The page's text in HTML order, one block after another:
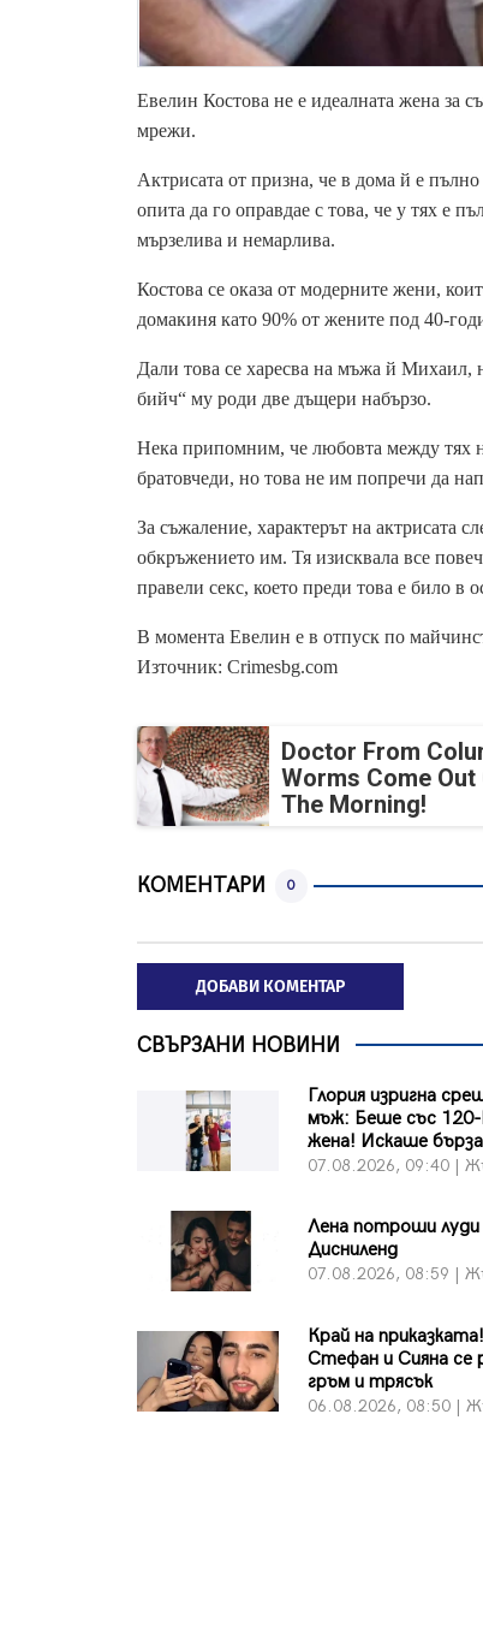
Евелин Костова не е идеалната жена за
мрежи.
Актрисата от призна, че в дома й е
опита да го оправдае с това, че у тях е
мързелива и немарлива.
Костова се оказа от модерните жени,
домакиня като 90% от жените под 40-
Дали това се харесва на мъжа й Михаил,
бийч“ му роди две дъщери набързо.
Нека припомним, че любовта между тях
братовчеди, но това не им попречи да
За съжаление, характерът на актрисата
обкръжението им. Тя изисквала все
правели секс, което преди това е било в
В момента Евелин е в отпуск по
Източник: Crimesbg.com
Doctor From
Worms Come Out
The Morning!
КОМЕНТАРИ 0
ДОБАВИ КОМЕНТАР
СВЪРЗАНИ НОВИНИ
Глория изригна
мъж: Беше със 120-
жена! Искаше
07.08.2026, 09:40 |
Лена потроши луди
Дисниленд
07.08.2026, 08:59 |
Край на
Стефан и Сияна се
гръм и трясък
06.08.2026, 08:50 |